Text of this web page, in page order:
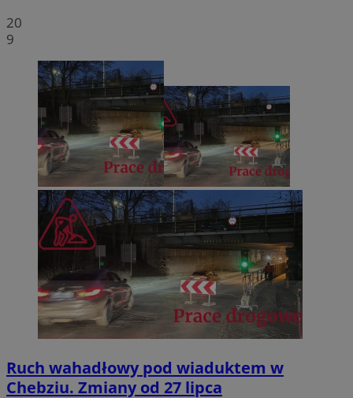
20
9
Ruch wahadłowy pod wiaduktem w
Chebziu. Zmiany od 27 lipca